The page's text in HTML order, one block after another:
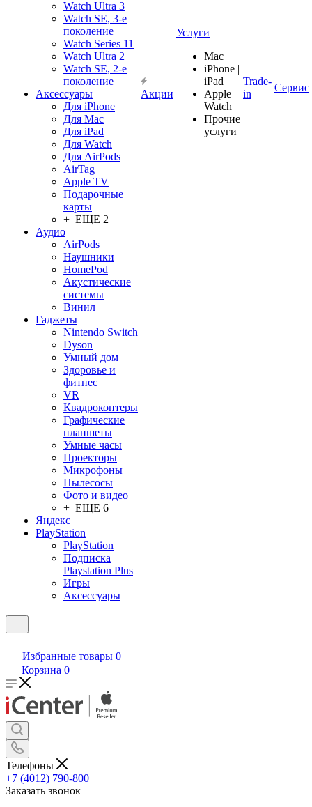
Watch Ultra 3
Watch SE, 3-е
поколение
Watch Series 11
Watch Ultra 2
Watch SE, 2-е
поколение
Аксессуары
Для iPhone
Для Mac
Для iPad
Для Watch
Для AirPods
AirTag
Apple TV
Подарочные
карты
+ ЕЩЕ 2
Аудио
AirPods
Наушники
HomePod
Акустические
системы
Винил
Гаджеты
Nintendo Switch
Dyson
Умный дом
Здоровье и
фитнес
VR
Квадрокоптеры
Графические
планшеты
Умные часы
Проекторы
Микрофоны
Пылесосы
Фото и видео
+ ЕЩЕ 6
Яндекс
PlayStation
PlayStation
Подписка
Playstation Plus
Игры
Аксессуары
Акции
Услуги
Mac
iPhone |
iPad
Apple
Watch
Прочие
услуги
Trade-
in
Сервис
Избранные товары 0
Корзина 0
Телефоны
+7 (4012) 790-800
Заказать звонок